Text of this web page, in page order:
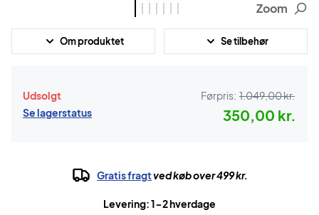
Zoom
Om produktet Se tilbehør
Udsolgt
Se lagerstatus
Førpris: 1.049,00 kr.
350,00 kr.
Gratis fragtved køb over 499 kr.
Levering: 1-2 hverdage